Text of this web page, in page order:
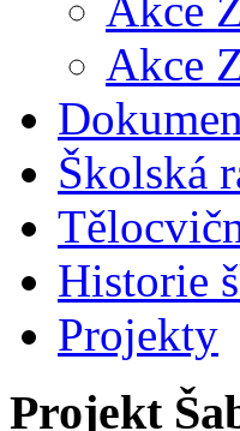
Akce
Akce
Školská
Historie
Projekty
Projekt